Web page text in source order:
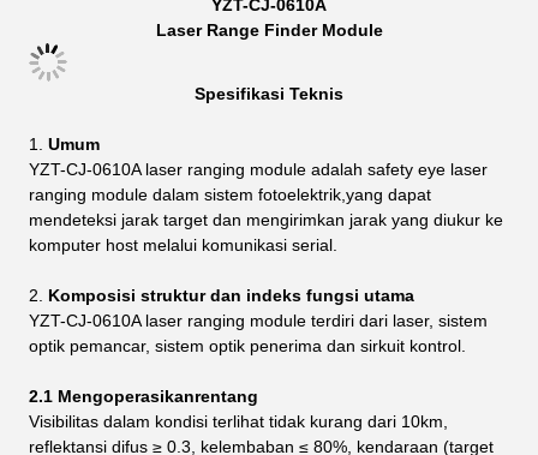
YZT-CJ-0610A
Laser Range Finder Module
Spesifikasi Teknis
Umum
YZT-CJ-0610A laser ranging module adalah safety eye laser
ranging module dalam sistem fotoelektrik,yang dapat
mendeteksi jarak target dan mengirimkan jarak yang diukur ke
komputer host melalui komunikasi serial.
Komposisi struktur dan indeks fungsi utama
YZT-CJ-0610A laser ranging module terdiri dari laser, sistem
optik pemancar, sistem optik penerima dan sirkuit kontrol.
2.1 Mengoperasikanrentang
Visibilitas dalam kondisi terlihat tidak kurang dari 10km,
reflektansi difus ≥ 0.3, kelembaban ≤ 80%, kendaraan (target